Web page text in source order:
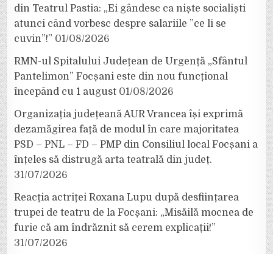
din Teatrul Pastia: „Ei gândesc ca niște socialiști
atunci când vorbesc despre salariile ”ce li se
cuvin”!” 01/08/2026
RMN-ul Spitalului Județean de Urgență „Sfântul
Pantelimon” Focșani este din nou funcțional
începând cu 1 august 01/08/2026
Organizația județeană AUR Vrancea își exprimă
dezamăgirea față de modul în care majoritatea
PSD – PNL – FD – PMP din Consiliul local Focșani a
înțeles să distrugă arta teatrală din județ.
31/07/2026
Reacția actriței Roxana Lupu după desființarea
trupei de teatru de la Focșani: „Misăilă mocnea de
furie că am îndrăznit să cerem explicații!”
31/07/2026